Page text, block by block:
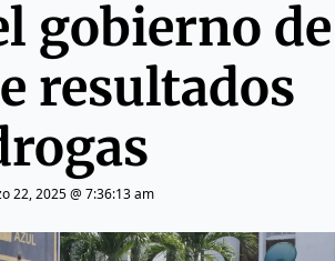
gobierno de
resultados
22, 2025 @ 7:36:13 am